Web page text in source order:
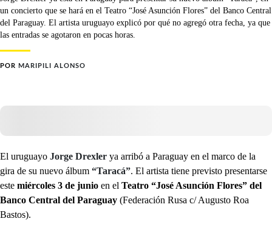
un concierto que se hará en el Teatro “José Asunción Flores” del Banco Central
del Paraguay. El artista uruguayo explicó por qué no agregó otra fecha, ya que
las entradas se agotaron en pocas horas.
POR MARIPILI ALONSO
El uruguayo Jorge Drexler ya arribó a Paraguay en el marco de la
gira de su nuevo álbum “Taracá”. El artista tiene previsto presentarse
este miércoles 3 de junio en el Teatro “José Asunción Flores” del
Banco Central del Paraguay (Federación Rusa c/ Augusto Roa
Bastos).